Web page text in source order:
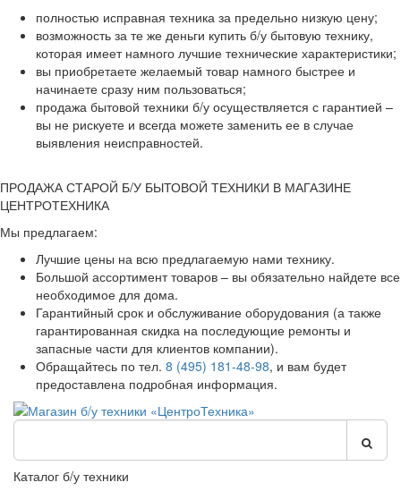
полностью исправная техника за предельно низкую цену;
возможность за те же деньги купить б/у бытовую технику,
которая имеет намного лучшие технические характеристики;
вы приобретаете желаемый товар намного быстрее и
начинаете сразу ним пользоваться;
продажа бытовой техники б/у осуществляется с гарантией –
вы не рискуете и всегда можете заменить ее в случае
выявления неисправностей.
ПРОДАЖА СТАРОЙ Б/У БЫТОВОЙ ТЕХНИКИ В МАГАЗИНЕ
ЦЕНТРОТЕХНИКА
Мы предлагаем:
Лучшие цены на всю предлагаемую нами технику.
Большой ассортимент товаров – вы обязательно найдете все
необходимое для дома.
Гарантийный срок и обслуживание оборудования (а также
гарантированная скидка на последующие ремонты и
запасные части для клиентов компании).
Обращайтесь по тел. 8 (495) 181-48-98, и вам будет
предоставлена подробная информация.
Каталог б/у техники